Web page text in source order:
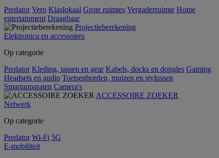
Predator Vero Klaslokaal Grote ruimtes Vergaderruimte Home
entertainment Draagbaar
Projectieberekening
Elektronica en accessoires
Op categorie
Predator Kleding, tassen en gear Kabels, docks en dongles Gaming
Headsets en audio Toetsenborden, muizen en stylussen
Smartapparaten Camera's
ACCESSOIRE ZOEKER
Netwerk
Op categorie
Predator Wi-Fi 5G
E-mobiliteit